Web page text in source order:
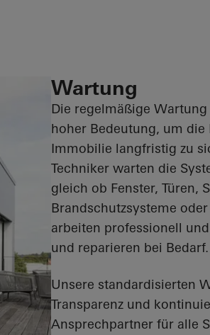
Wartung
Die regelmäßige
hoher Bedeutung, um
Immobilie langfristig zu
Techniker warten die
gleich ob Fenster, Türen,
Brandschutzsysteme
arbeiten professionell
und reparieren bei Bedarf.
Unsere standardisierten
Transparenz und
Ansprechpartner für alle